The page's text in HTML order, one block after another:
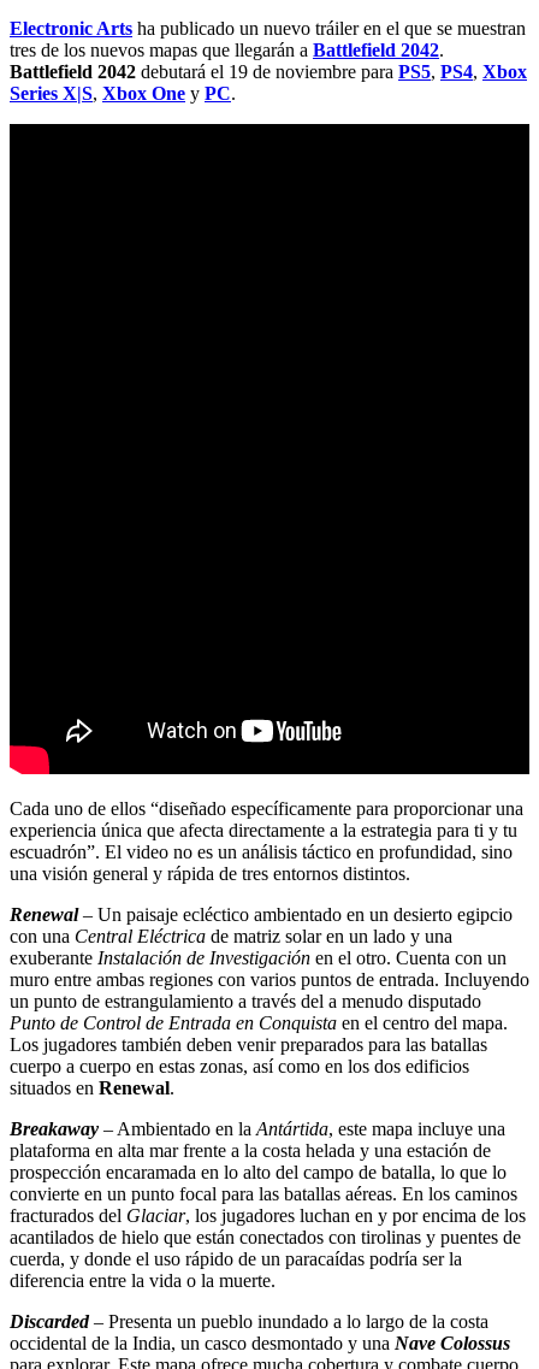
Electronic Arts ha publicado un nuevo tráiler en el que se muestran
tres de los nuevos mapas que llegarán a Battlefield 2042.
Battlefield 2042 debutará el 19 de noviembre para PS5, PS4, Xbox
Series X|S, Xbox One y PC.
Cada uno de ellos “diseñado específicamente para proporcionar una
experiencia única que afecta directamente a la estrategia para ti y tu
escuadrón”. El video no es un análisis táctico en profundidad, sino
una visión general y rápida de tres entornos distintos.
Renewal– Un paisaje ecléctico ambientado en un desierto egipcio
con una Central Eléctrica de matriz solar en un lado y una
exuberante Instalación de Investigación en el otro. Cuenta con un
muro entre ambas regiones con varios puntos de entrada. Incluyendo
un punto de estrangulamiento a través del a menudo disputado
Punto de Control de Entrada en Conquista en el centro del mapa.
Los jugadores también deben venir preparados para las batallas
cuerpo a cuerpo en estas zonas, así como en los dos edificios
situados en Renewal.
Breakaway – Ambientado en la Antártida, este mapa incluye una
plataforma en alta mar frente a la costa helada y una estación de
prospección encaramada en lo alto del campo de batalla, lo que lo
convierte en un punto focal para las batallas aéreas. En los caminos
fracturados del Glaciar, los jugadores luchan en y por encima de los
acantilados de hielo que están conectados con tirolinas y puentes de
cuerda, y donde el uso rápido de un paracaídas podría ser la
diferencia entre la vida o la muerte.
Discarded– Presenta un pueblo inundado a lo largo de la costa
occidental de la India, un casco desmontado y una Nave Colossus
para explorar. Este mapa ofrece mucha cobertura y combate cuerpo